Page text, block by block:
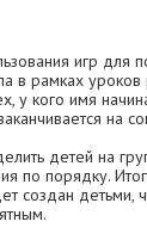
игр для
в рамках уроков
у кого имя
на
детей на
по порядку.
создан детьми,